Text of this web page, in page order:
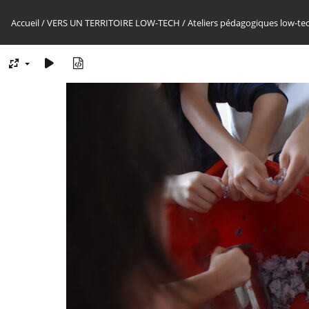
Accueil/VERS UN TERRITOIRE LOW-TECH /Ateliers pédagogiques low-